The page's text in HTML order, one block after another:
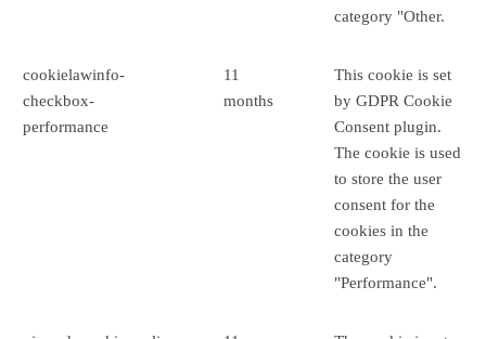
category "Other.
cookielawinfo-
checkbox-
performance
11
months
This cookie is set
by GDPR Cookie
Consent plugin.
The cookie is used
to store the user
consent for the
cookies in the
category
"Performance".